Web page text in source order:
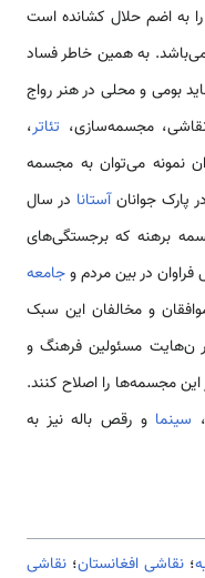
به اضم حلال کشانده است
به همین خاطر فساد
بومی و محلی در هنر رواج
مجسمه‌سازی،
تئاتر،
نمونه می‌توان به مجسمه
پارک جوانانآستانا در سال
برهنه که برجستگی‌‌های
در بین مردم وجامعه
و مخالفان این سبک
مسئولین فرهنگ و
مجسمه‌‌ها را اصلاح کنند.
، سینما و رقص باله نیز به
؛نقاشی افغانستان؛ نقاشی